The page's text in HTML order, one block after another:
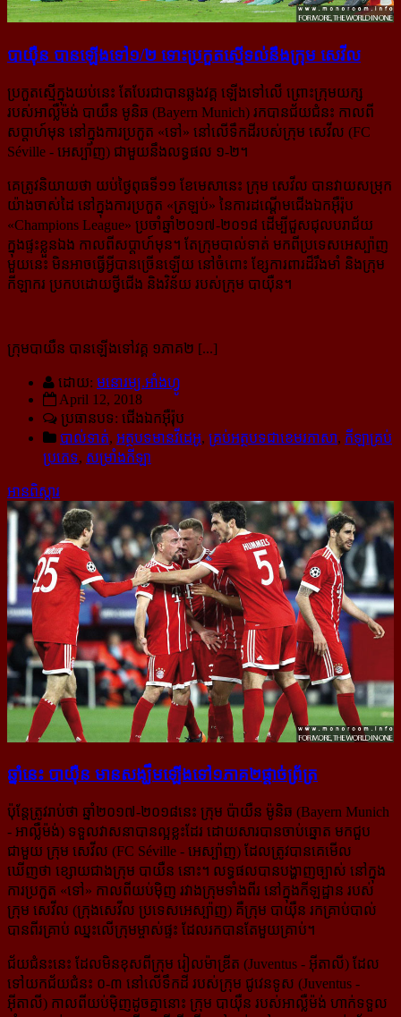
បាយ៉ឺន បាន​ឡើង​ទៅ១/២ ទោះ​ប្រកួត​ស្មើ​ទល់​នឹង​ក្រុម សេវីល
ប្រកួតស្មើក្នុងយប់នេះ តែបែរជាបានឆ្លងវគ្គ ឡើងទៅលើ ព្រោះក្រុមយក្ស
របស់អាល្លឺម៉ង់ បាយឺន មូនិឆ (Bayern Munich) រកបានជ័យជំនះ កាលពី
សប្ដាហ៍មុន នៅក្នុងការប្រកួត «ទៅ» នៅលើទឹកដីរបស់ក្រុម សេវីល (FC
Séville - អេស្ប៉ាញ) ជាមួយនឹង​លទ្ធផល ១-២។
គេត្រូវនិយាយថា យប់ថ្ងៃពុធទី១១ ខែមេសានេះ ក្រុម សេវីល បានវាយសម្រុក
យ៉ាងចាស់ដៃ នៅក្នុងការប្រកួត «ត្រឡប់» នៃការដណ្ដើមជើងឯកអ៊ឺរ៉ុប
«Champions League» ប្រចាំឆ្នាំ២០១៧-២០១៨ ដើម្បីជួសជុលបរាជ័យ
ក្នុងផ្ទះខ្លួនឯង កាលពីសប្ដាហ៍មុន។ តែក្រុមបាល់ទាត់ មកពីប្រទេសអេស្ប៉ាញ
មួយនេះ មិនអាចធ្វើអ្វីបានច្រើនឡើយ នៅចំពោះ ខ្សែការពារដ៏រឹងមាំ និងក្រុម
កីឡាករ ប្រកបដោយថ្វីជើង និងវិន័យ របស់ក្រុម បាយ៉ឺន។
ក្រុមបាយឺន បានឡើងទៅវគ្គ ១ភាគ២ [...]
ដោយ: មនោរម្យ.អាំងហ្វូ
April 12, 2018
ប្រធានបទ: ជើងឯកអ៊ឺរ៉ុប
បាល់ទាត់, អត្ថបទមានវីដេអូ, គ្រប់អត្ថបទជាខេមរភាសា, កីឡាគ្រប់
ប្រភេទ, សម្រាំងកីឡា
អានពិស្ដារ
ឆ្នាំ​នេះ បាយ៉ឺន មាន​សង្ឃឹម​ឡើង​ទៅ​១ភាគ២​ផ្ដាច់​ព្រ័ត្រ
ប៉ុន្តែត្រូវរាប់ថា ឆ្នាំ២០១៧-២០១៨នេះ ក្រុម ប៉ាយឺន ម៉ូនិឆ (Bayern Munich
- អាល្លឺម៉ង់) ទទួលវាសនាបានល្អខ្លះដែរ ដោយសារបានចាប់ឆ្នោត មកជួប
ជាមួយ ក្រុម សេវីល (FC Séville - អេស្ប៉ាញ) ដែលត្រូវបានគេមើល
ឃើញថា ខ្សោយជាងក្រុម បាយឺន នោះ។ លទ្ធផលបានបង្ហាញច្បាស់ នៅក្នុង
ការប្រកួត «ទៅ» កាលពីយប់ម៉ិញ រវាងក្រុមទាំងពីរ នៅក្នុងកីឡដ្ឋាន របស់
ក្រុម សេវីល (ក្រុងសេវីល ប្រទេសអេស្ប៉ាញ) គឺក្រុម បាយ៉ឺន រកគ្រាប់បាល់
បានពីរគ្រាប់ ឈ្នះលើក្រុមម្ចាស់ផ្ទះ ដែលរកបានតែមួយគ្រាប់។
ជ័យជំនះនេះ ដែលមិនខុសពីក្រុម រៀលម៉ាឌ្រីត (Juventus - អ៊ីតាលី) ដែល
ទៅយកជ័យជំនះ ០-៣ នៅលើទឹកដី របស់ក្រុម ជូវេនទូស (Juventus -
អ៊ីតាលី) កាលពីយប់ម៉ិញដូចគ្នានោះ ក្រុម បាយ៉ឺន របស់អាល្លឺម៉ង់ ហាក់ទទួល